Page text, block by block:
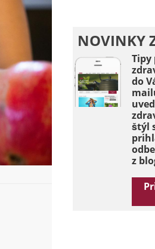
NOVINKY
Tipy
do
štýl
z